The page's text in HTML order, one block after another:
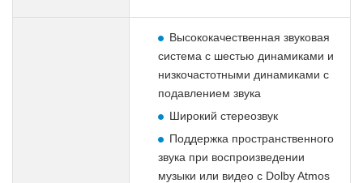
Высококачественная звуковая
система с шестью динамиками и
низкочастотными динамиками с
подавлением звука
Широкий стереозвук
Поддержка пространственного
звука при воспроизведении
музыки или видео с Dolby Atmos